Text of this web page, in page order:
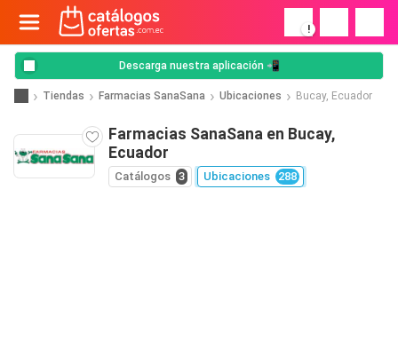
!
Descarga nuestra aplicación 📲
Tiendas Farmacias SanaSana Ubicaciones Bucay, Ecuador
Farmacias SanaSana en Bucay,
Ecuador
Catálogos 3 Ubicaciones 288